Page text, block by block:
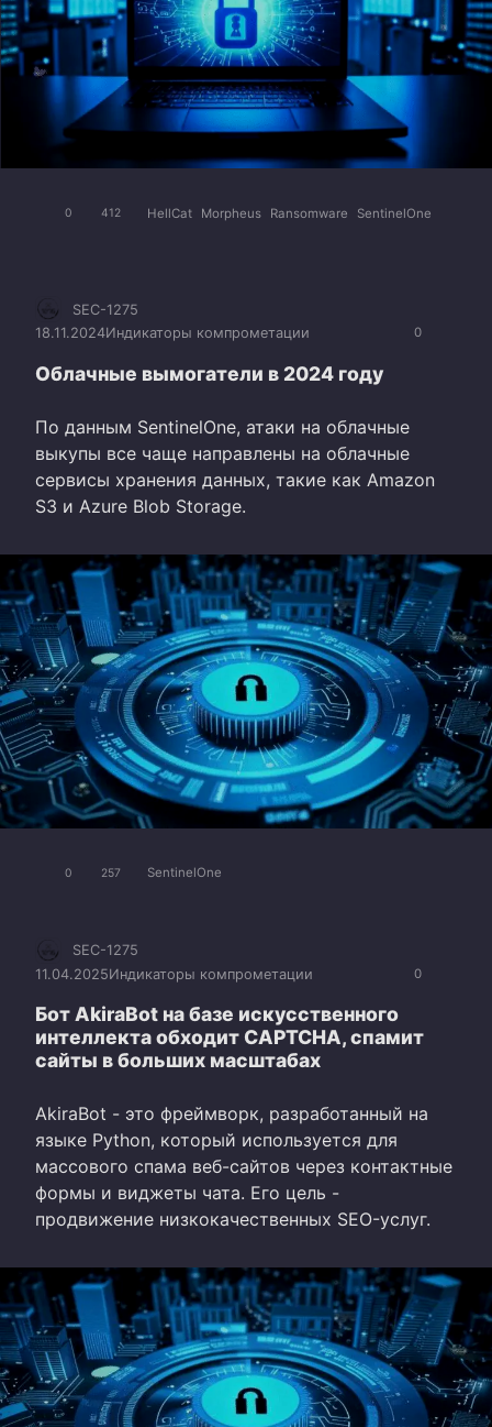
0 412 HellCat Morpheus Ransomware SentinelOne
0
SEC-1275
18.11.2024Индикаторы компрометации
Облачные вымогатели в 2024 году
По данным SentinelOne, атаки на облачные
выкупы все чаще направлены на облачные
сервисы хранения данных, такие как Amazon
S3 и Azure Blob Storage.
0 257 SentinelOne
0
SEC-1275
11.04.2025Индикаторы компрометации
Бот AkiraBot на базе искусственного
интеллекта обходит CAPTCHA, спамит
сайты в больших масштабах
AkiraBot - это фреймворк, разработанный на
языке Python, который используется для
массового спама веб-сайтов через контактные
формы и виджеты чата. Его цель -
продвижение низкокачественных SEO-услуг.